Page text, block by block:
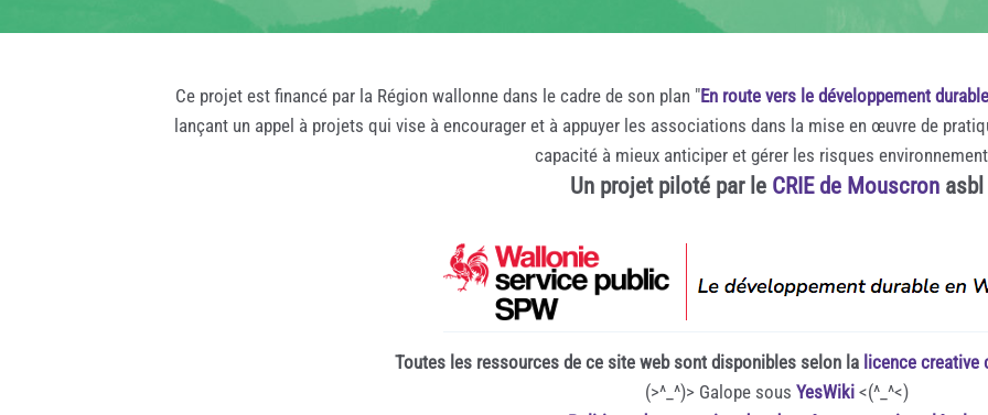
Ce projet est financé par la Région wallonne dans le cadre de son plan "En route vers le développement durable
lançant un appel à projets qui vise à encourager et à appuyer les associations dans la mise en œuvre de
capacité à mieux anticiper et gérer les risques
Un projet piloté par le CRIE de Mouscronasbl
Toutes les ressources de ce site web sont disponibles selon la licence creative
(>^_^)> Galope sous YesWiki<(^_^<)